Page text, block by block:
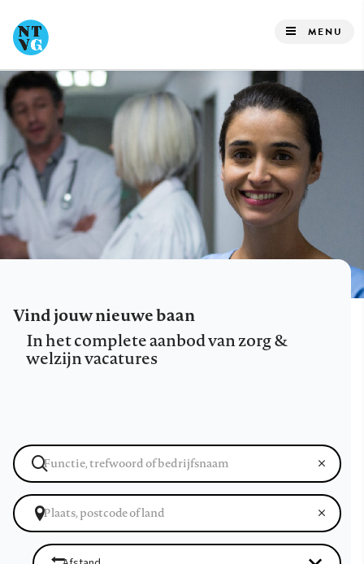
naar
de
inhoud
gaan
MENU
Vind jouw nieuwe baan
In het complete aanbod van zorg &
welzijn vacatures